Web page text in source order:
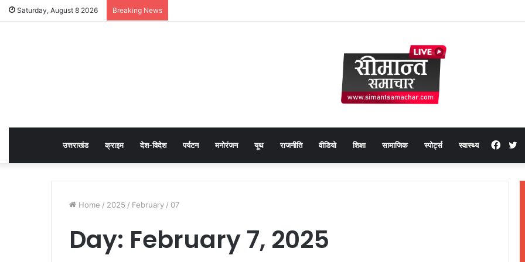
Saturday, August 8 2026 Breaking News
उत्तराखंड क्राइम देश-विदेश पर्यटन मनोरंजन यूथ राजनीति वीडियो शिक्षा सामाजिक स्पोर्ट्स स्वास्थ्य
Home / 2025 / February / 07
Day: February 7, 2025